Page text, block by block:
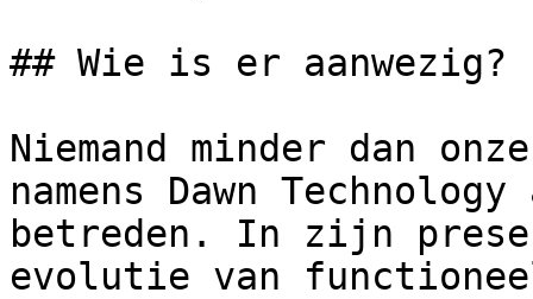
## Wie is er aanwezig?
Niemand minder dan
namens Dawn
betreden. In zijn
evolutie van functioneel